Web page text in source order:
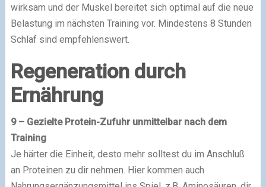
wirksam und der Muskel bereitet sich optimal auf die neue
Belastung im nächsten Training vor. Mindestens 8 Stunden
Schlaf sind empfehlenswert.
Regeneration durch
Ernährung
9 – Gezielte Protein-Zufuhr unmittelbar nach dem
Training
Je härter die Einheit, desto mehr solltest du im Anschluß
an Proteinen zu dir nehmen. Hier kommen auch